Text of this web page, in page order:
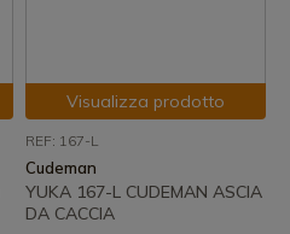
Visualizza prodotto
REF: 167-L
Cudeman
YUKA 167-L CUDEMAN ASCIA
DA CACCIA